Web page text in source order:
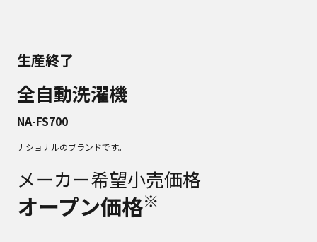
生産終了
全自動洗濯機
NA-FS700
ナショナルのブランドです。
メーカー希望小売価格
オープン価格※